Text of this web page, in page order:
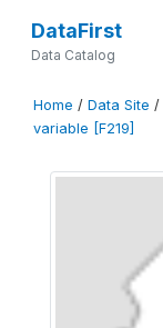
DataFirst
Data Catalog
Home / Data Site /
variable [F219]